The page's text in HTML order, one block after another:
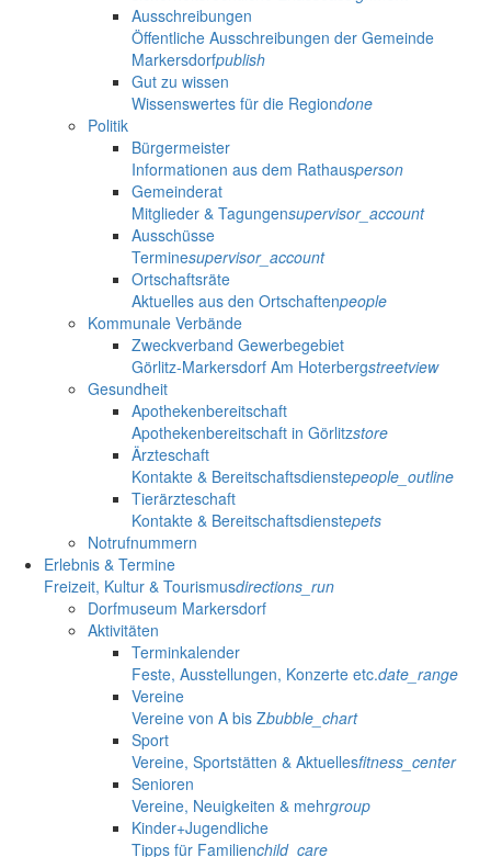
Ausschreibungen
Öffentliche Ausschreibungen der Gemeinde
Markersdorfpublish
Gut zu wissen
Wissenswertes für die Regiondone
Politik
Bürgermeister
Informationen aus dem Rathausperson
Gemeinderat
Mitglieder & Tagungensupervisor_account
Ausschüsse
Terminesupervisor_account
Ortschaftsräte
Aktuelles aus den Ortschaftenpeople
Kommunale Verbände
Zweckverband Gewerbegebiet
Görlitz-Markersdorf Am Hoterbergstreetview
Gesundheit
Apothekenbereitschaft
Apothekenbereitschaft in Görlitzstore
Ärzteschaft
Kontakte & Bereitschaftsdienstepeople_outline
Tierärzteschaft
Kontakte & Bereitschaftsdienstepets
Notrufnummern
Erlebnis & Termine
Freizeit, Kultur & Tourismusdirections_run
Dorfmuseum Markersdorf
Aktivitäten
Terminkalender
Feste, Ausstellungen, Konzerte etc.date_range
Vereine
Vereine von A bis Zbubble_chart
Sport
Vereine, Sportstätten & Aktuellesfitness_center
Senioren
Vereine, Neuigkeiten & mehrgroup
Kinder+Jugendliche
Tipps für Familienchild_care